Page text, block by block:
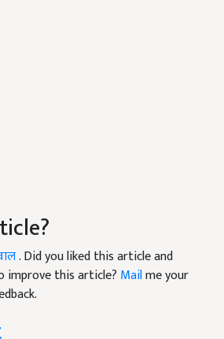
. Did you liked this article and
improve this article? Mailme your